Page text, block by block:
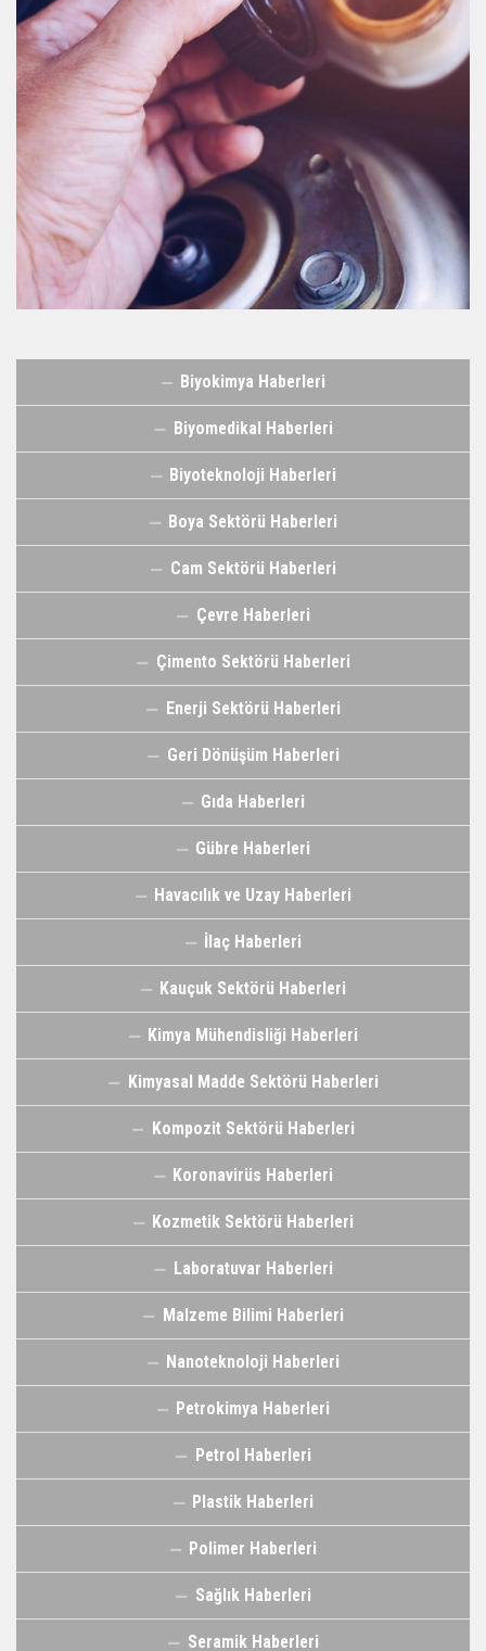
Biyokimya Haberleri
Biyomedikal Haberleri
Biyoteknoloji Haberleri
Boya Sektörü Haberleri
Cam Sektörü Haberleri
Çevre Haberleri
Çimento Sektörü Haberleri
Enerji Sektörü Haberleri
Geri Dönüşüm Haberleri
Gıda Haberleri
Gübre Haberleri
Havacılık ve Uzay Haberleri
İlaç Haberleri
Kauçuk Sektörü Haberleri
Kimya Mühendisliği Haberleri
Kimyasal Madde Sektörü Haberleri
Kompozit Sektörü Haberleri
Koronavirüs Haberleri
Kozmetik Sektörü Haberleri
Laboratuvar Haberleri
Malzeme Bilimi Haberleri
Nanoteknoloji Haberleri
Petrokimya Haberleri
Petrol Haberleri
Plastik Haberleri
Polimer Haberleri
Sağlık Haberleri
Seramik Haberleri